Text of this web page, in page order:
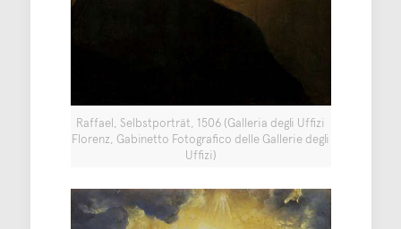
Raffael, Selbstporträt, 1506 (Galleria degli Uffizi
Florenz, Gabinetto Fotografico delle Gallerie degli
Uffizi)